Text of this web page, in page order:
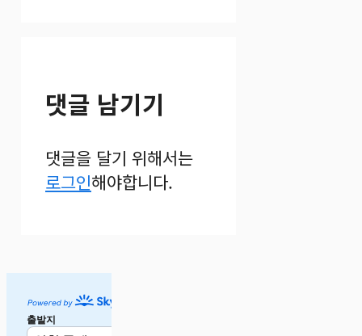
댓글 남기기
댓글을 달기 위해서는
로그인해야합니다.